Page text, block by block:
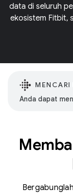
data di seluruh
ekosistem Fitbit,
MENCARI
Anda dapat